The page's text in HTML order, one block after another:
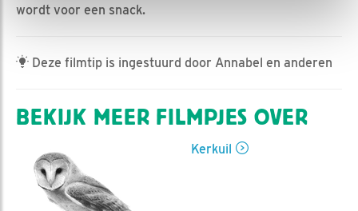
wordt voor een snack.
Deze filmtip is ingestuurd door Annabel en anderen
BEKIJK MEER FILMPJES OVER
Kerkuil